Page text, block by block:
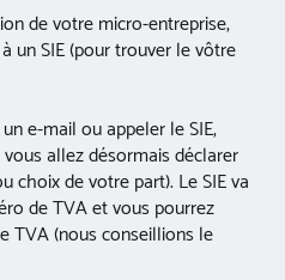
de votre micro-entreprise,
un SIE (pour trouver le vôtre
e-mail ou appeler le SIE,
allez désormais déclarer
choix de votre part). Le SIE va
de TVA et vous pourrez
TVA (nous conseillions le